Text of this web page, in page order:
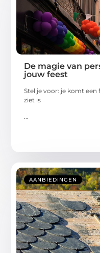
De magie van
jouw feest
Stel je voor: je komt
ziet is
...
AANBIEDINGEN